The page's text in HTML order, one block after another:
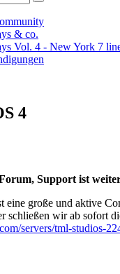
& co.
Vol. 4 - New York 7
4
Support ist
eine große und aktive
schließen wir ab sofort
servers/tml-studios-